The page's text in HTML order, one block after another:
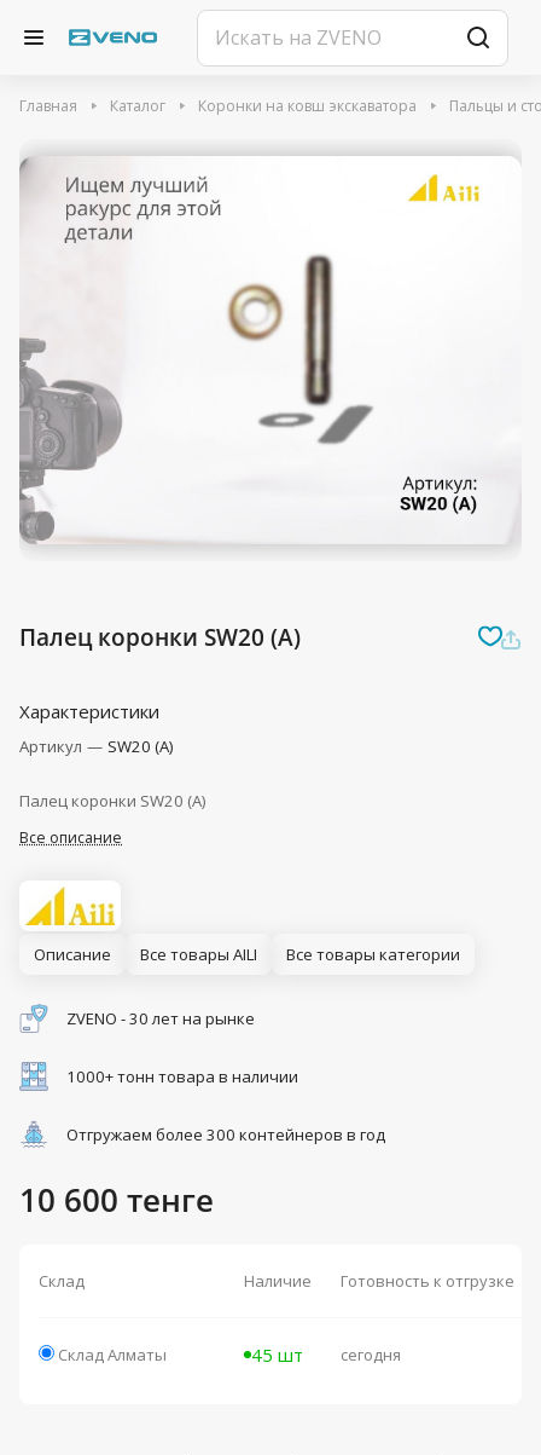
Главная Каталог Коронки на ковш экскаватора Пальцы и
Палец коронки SW20 (A)
Характеристики
Артикул — SW20 (A)
Палец коронки SW20 (A)
Все описание
Описание Все товары AILI Все товары категории
ZVENO - 30 лет на рынке
1000+ тонн товара в наличии
Отгружаем более 300 контейнеров в год
10 600 тенге
Склад Наличие Готовность к отгрузке
Склад Алматы 45 шт сегодня